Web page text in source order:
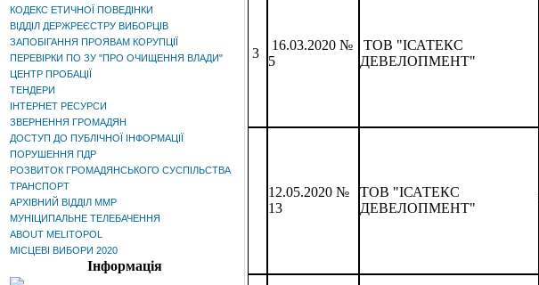
КОДЕКС ЕТИЧНОЇ ПОВЕДІНКИ
ВІДДІЛ ДЕРЖРЕЄСТРУ ВИБОРЦІВ
ЗАПОБІГАННЯ ПРОЯВАМ КОРУПЦІЇ
ПЕРЕВІРКИ ПО ЗУ "ПРО ОЧИЩЕННЯ ВЛАДИ"
ЦЕНТР ПРОБАЦІЇ
ТЕНДЕРИ
ІНТЕРНЕТ РЕСУРСИ
ЗВЕРНЕННЯ ГРОМАДЯН
ДОСТУП ДО ПУБЛІЧНОЇ ІНФОРМАЦІЇ
ПОРУШЕННЯ ПДР
РОЗВИТОК ГРОМАДЯНСЬКОГО СУСПІЛЬСТВА
ТРАНСПОРТ
АРХІВНИЙ ВІДДІЛ ММР
МУНІЦИПАЛЬНЕ ТЕЛЕБАЧЕННЯ
ABOUT MELITOPOL
МІСЦЕВІ ВИБОРИ 2020
Інформація
3
16.03.2020 №
5
ТОВ "ІСАТЕКС
ДЕВЕЛОПМЕНТ"
12.05.2020 №
13
ТОВ "ІСАТЕКС
ДЕВЕЛОПМЕНТ"